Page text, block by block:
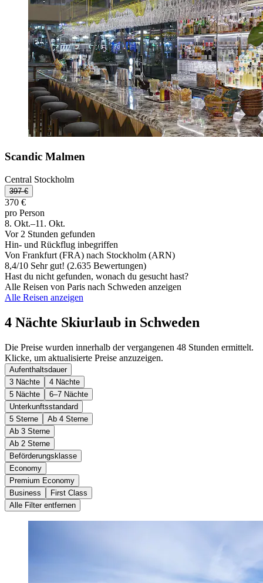
Scandic Malmen
Central Stockholm
397 €
370 €
pro Person
8. Okt.–11. Okt.
Vor 2 Stunden gefunden
Hin- und Rückflug inbegriffen
Von Frankfurt (FRA) nach Stockholm (ARN)
8,4/10 Sehr gut! (2.635 Bewertungen)
Hast du nicht gefunden, wonach du gesucht hast?
Alle Reisen von Paris nach Schweden anzeigen
Alle Reisen anzeigen
4 Nächte Skiurlaub in Schweden
Die Preise wurden innerhalb der vergangenen 48 Stunden ermittelt.
Klicke, um aktualisierte Preise anzuzeigen.
Aufenthaltsdauer
3 Nächte
4 Nächte
5 Nächte
6–7 Nächte
Unterkunftsstandard
5 Sterne
Ab 4 Sterne
Ab 3 Sterne
Ab 2 Sterne
Beförderungsklasse
Economy
Premium Economy
Business
First Class
Alle Filter entfernen